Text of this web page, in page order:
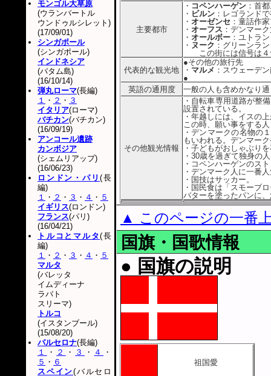
主要都市
・ コペンハーゲン ：首
・ ビルン ：レゴランド
・ オーゼンセ ：童話作
・ オーフス ：デンマー
・ オールボー ：ユトラ
・ ヌーク ：グリーンラ
この街には信号は４
代表的な観光地
●その他の旅行先
・ マルメ ：スウェーデ
●
英語の通用度
一般の人も含めかなり
その他観光情報
・自転車専用道路が整
設置されている。
・年越しには、イスの
この時、願い事をする
・デンマークの名物の
もいわれる。デンマー
・子どもがおしゃぶり
・30歳を過ぎて独身の
・コペンハーゲンのス
・デンマーク人に一番
・国技はサッカー。
・国民食は「スモーブ
バターを塗ったパンに
▲ このページの一番
国旗・国歌情報
● 国旗の説明
祖国愛
モンゴル大草原
(ウランバートル
ウンドゥルシレット)
(17/09/01)
シンガポール
(シンガポール)
インドネシア
(バタム島)
(16/10/14)
弾丸ローマ(長編)
１ ・ ２ ・ ３
イタリア(ローマ)
バチカン(バチカン)
(16/09/19)
アンコール遺跡
カンボジア
(シェムリアップ)
(16/06/23)
ロンドン・パリ(長
編)
１ ・ ２ ・ ３ ・ ４ ・ ５
イギリス(ロンドン)
フランス(パリ)
(16/04/21)
トルコとマルタ(長
編)
１ ・ ２ ・ ３ ・ ４ ・ ５
マルタ
(バレッタ
イムディーナ
ラバト
スリーマ)
トルコ
(イスタンブール)
(15/08/20)
バルセロナ(長編)
１
・ ２ ・ ３ ・ ４
・
５ ・ ６
スペイン(バルセロ